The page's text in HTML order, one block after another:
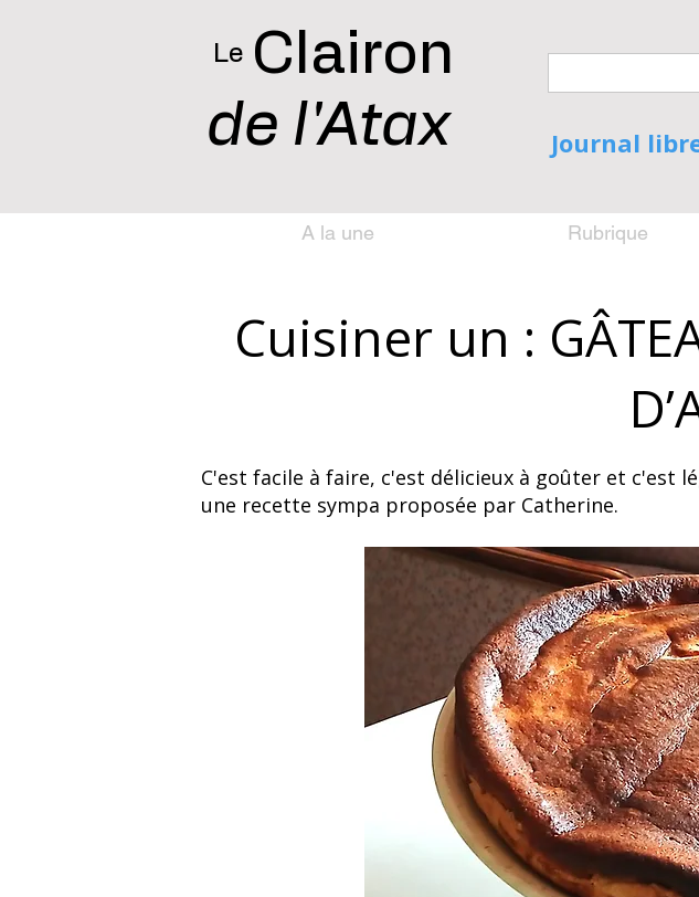
Le Clairon
de l'Atax
Journal
Cuisiner un :
C'est facile à faire, c'est délicieux à goûter et c'est
une recette sympa proposée par Catherine.
A la une Rubrique